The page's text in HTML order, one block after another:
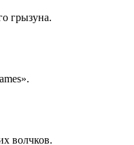
грызуна.
волчков.